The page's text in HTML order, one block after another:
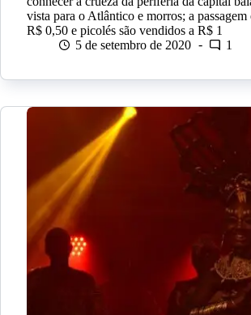
vista para o Atlântico e morros; a passagem
R$ 0,50 e picolés são vendidos a R$ 1
5 de setembro de 2020
1